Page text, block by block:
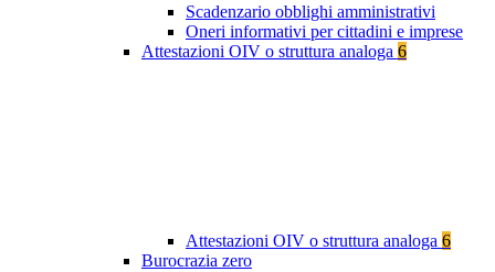
Scadenzario obblighi amministrativi
Oneri informativi per cittadini e imprese
Attestazioni OIV o struttura analoga 6
Attestazioni OIV o struttura analoga 6
Burocrazia zero